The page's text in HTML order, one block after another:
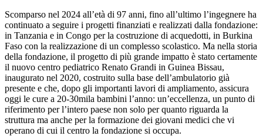
Scomparso nel 2024 all’età di 97 anni, fino all’ultimo l’ingegnere ha
continuato a seguire i progetti finanziati e realizzati dalla fondazione:
in Tanzania e in Congo per la costruzione di acquedotti, in Burkina
Faso con la realizzazione di un complesso scolastico. Ma nella storia
della fondazione, il progetto di più grande impatto è stato certamente
il nuovo centro pediatrico Renato Grandi in Guinea Bissau,
inaugurato nel 2020, costruito sulla base dell’ambulatorio già
presente e che, dopo gli importanti lavori di ampliamento, assicura
oggi le cure a 20-30mila bambini l’anno: un’eccellenza, un punto di
riferimento per l’intero paese non solo per quanto riguarda la
struttura ma anche per la formazione dei giovani medici che vi
operano di cui il centro la fondazione si occupa.